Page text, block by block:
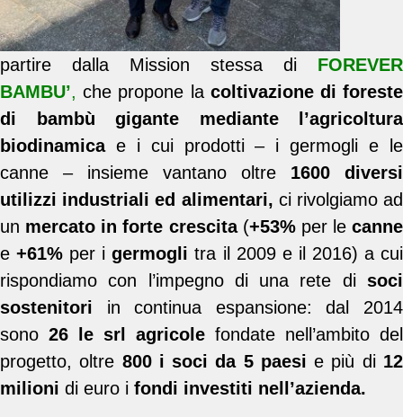
partire dalla Mission stessa di FOREVER
BAMBU’, che propone la coltivazione di foreste
di bambù gigante mediante l’agricoltura
biodinamicae i cui prodotti – i germogli e le
canne – insieme vantano oltre 1600 diversi
utilizzi industriali ed alimentari, ci rivolgiamo ad
un mercato in forte crescita(+53% per lecanne
e+61% per igermogli tra il 2009 e il 2016) a cui
rispondiamo con l’impegno di una rete di soci
sostenitori in continua espansione: dal 2014
sono 26 le srl agricole fondate nell’ambito del
progetto, oltre 800 i soci da 5 paesi e più di 12
milioni di euro i fondi investiti nell’azienda.